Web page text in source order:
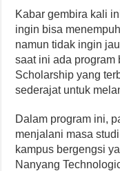
Kabar gembira kali
ingin bisa
namun tidak ingin
saat ini ada program
Scholarship yang
sederajat untuk
Dalam program ini,
menjalani masa
kampus bergengsi
Nanyang